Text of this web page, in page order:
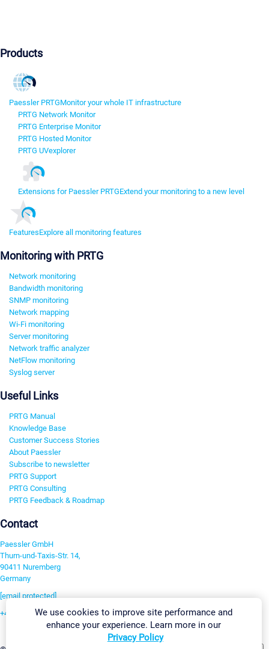
Products
Paessler PRTGMonitor your whole IT infrastructure
PRTG Network Monitor
PRTG Enterprise Monitor
PRTG Hosted Monitor
PRTG UVexplorer
Extensions for Paessler PRTGExtend your monitoring to a new level
FeaturesExplore all monitoring features
Monitoring with PRTG
Network monitoring
Bandwidth monitoring
SNMP monitoring
Network mapping
Wi-Fi monitoring
Server monitoring
Network traffic analyzer
NetFlow monitoring
Syslog server
Useful Links
PRTG Manual
Knowledge Base
Customer Success Stories
About Paessler
Subscribe to newsletter
PRTG Support
PRTG Consulting
PRTG Feedback & Roadmap
Contact
Paessler GmbH
Thurn-und-Taxis-Str. 14,
90411 Nuremberg
Germany
[email protected]
+49 911 93775-0We use cookies to improve site performance and
enhance your experience. Learn more in our
Privacy Policy